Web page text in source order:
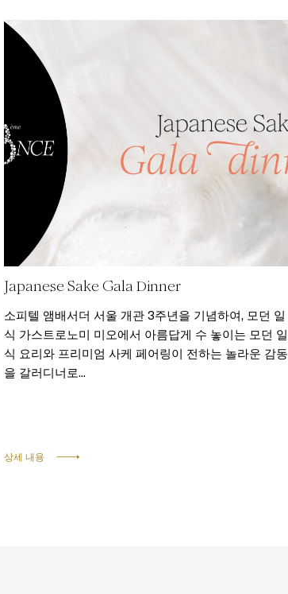
Japanese Sake Gala Dinner
소피텔 앰배서더 서울 개관 3주년을 기념하여, 모던 일
식 가스트로노미 미오에서 아름답게 수 놓이는 모던 일
식 요리와 프리미엄 사케 페어링이 전하는 놀라운 감동
을 갈러디너로...
상세 내용